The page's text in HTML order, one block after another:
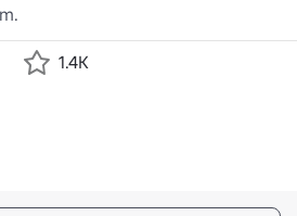
1.4K